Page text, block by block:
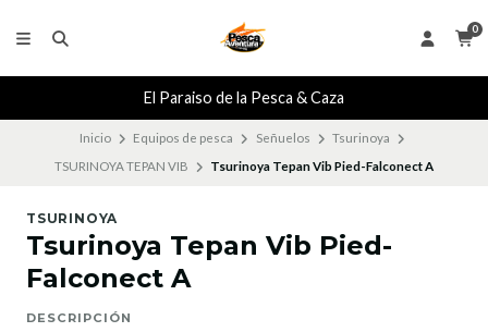
0
El Paraiso de la Pesca & Caza
Inicio Equipos de pesca Señuelos
Tsurinoya
TSURINOYA TEPAN VIB
Tsurinoya Tepan Vib Pied-Falconect A
TSURINOYA
Tsurinoya Tepan Vib Pied-
Falconect A
DESCRIPCIÓN